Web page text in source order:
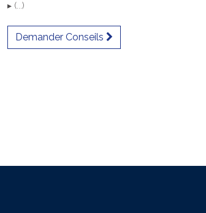
▸ (...)
Demander Conseils